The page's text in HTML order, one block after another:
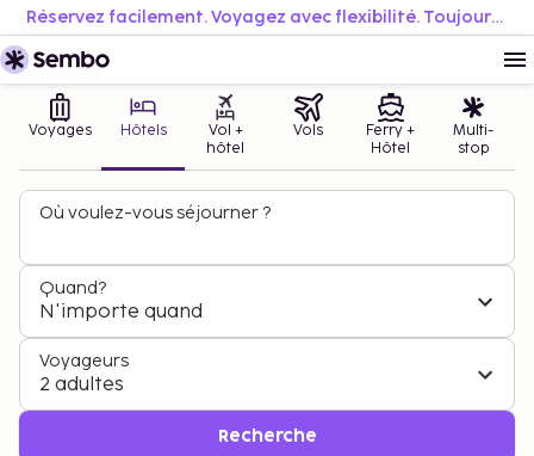
Réservez facilement. Voyagez avec flexibilité. Toujours au meilleur prix.
Voyages Hôtels
Vol +
hôtel
Vols
Ferry +
Hôtel
Multi-
stop
Où voulez-vous séjourner ?
Quand?
N'importe quand
Voyageurs
2 adultes
Recherche